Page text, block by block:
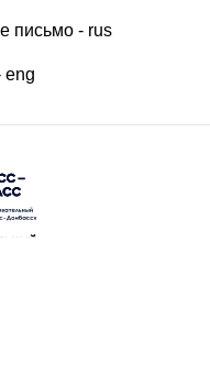
письмо - rus
eng